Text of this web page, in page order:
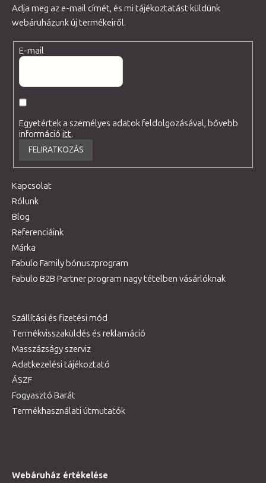
Adja meg az e-mail címét, és mi tájékoztatást küldünk
webáruházunk új termékeiről.
E-mail
Egyetértek a személyes adatok feldolgozásával, bővebb
információitt.
FELIRATKOZÁS
Kapcsolat
Rólunk
Blog
Referenciáink
Márka
Fabulo Family bónuszprogram
Fabulo B2B Partner program nagy tételben vásárlóknak
Szállítási és fizetési mód
Termékvisszaküldés és reklamáció
Masszázságy szerviz
Adatkezelési tájékoztató
ÁSZF
Fogyasztó Barát
Termékhasználati útmutatók
Webáruház értékelése